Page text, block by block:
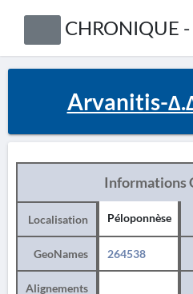
CHRONIQUE
Arvanitis-
Informations
Localisation Péloponnèse
GeoNames 264538
Alignements